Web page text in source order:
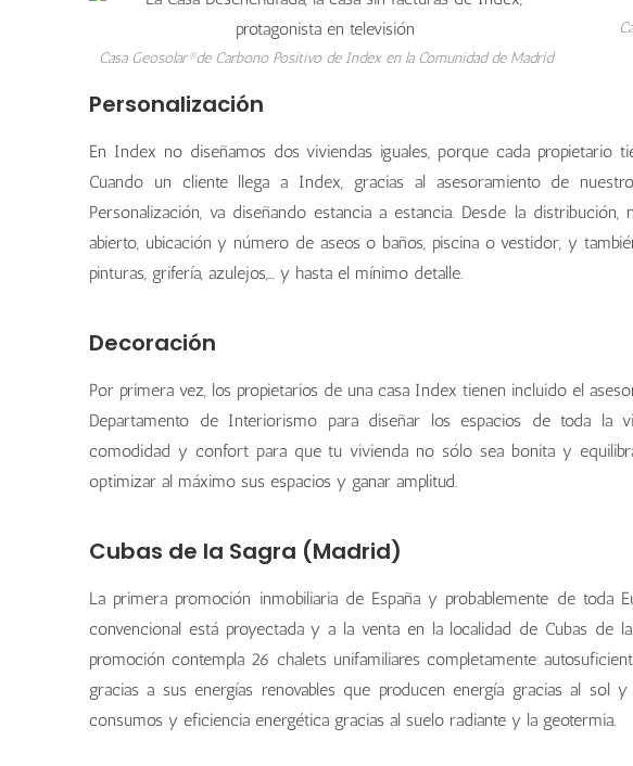
Casa Geosolar®de Carbono Positivo de Index en la Comunidad de Madrid
Personalización
En Index no diseñamos dos viviendas iguales, porque cada propietario
Cuando un cliente llega a Index, gracias al asesoramiento de
Personalización, va diseñando estancia a estancia. Desde la
abierto, ubicación y número de aseos o baños, piscina o vestidor, y
pinturas, grifería, azulejos,… y hasta el mínimo detalle.
Decoración
Por primera vez, los propietarios de una casa Index tienen incluido el
Departamento de Interiorismo para diseñar los espacios de toda la
comodidad y confort para que tu vivienda no sólo sea bonita y
optimizar al máximo sus espacios y ganar amplitud.
Cubas de la Sagra (Madrid)
La primera promoción inmobiliaria de España y probablemente de toda
convencional está proyectada y a la venta en la localidad de Cubas de
promoción contempla 26 chalets unifamiliares completamente
gracias a sus energías renovables que producen energía gracias al sol
consumos y eficiencia energética gracias al suelo radiante y la geotermia.